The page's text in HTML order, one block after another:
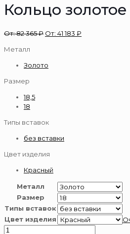
Кольцо
От:82 365₽ От: 41 183 ₽
Металл
Золото
Размер
18,5
18
Типы вставок
без вставки
Цвет изделия
Красный
Металл
Размер
Типы вставок
Цвет изделия
Количество